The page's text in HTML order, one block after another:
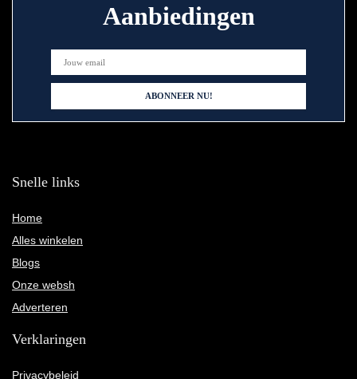
Aanbiedingen
Snelle links
Home
Alles winkelen
Blogs
Onze websh
Adverteren
Verklaringen
Privacybeleid